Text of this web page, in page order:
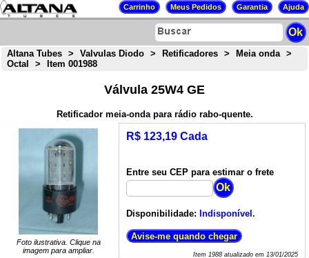
Altana Tubes > Valvulas Diodo > Retificadores > Meia onda
>
Octal
> Item 001988
Válvula 25W4 GE
Retificador meia-onda para rádio rabo-quente.
Foto ilustrativa. Clique na
imagem para ampliar.
R$ 123,19 Cada
Entre seu CEP para estimar o frete
Disponibilidade: Indisponível.
Item 1988atualizado em 13/01/2025